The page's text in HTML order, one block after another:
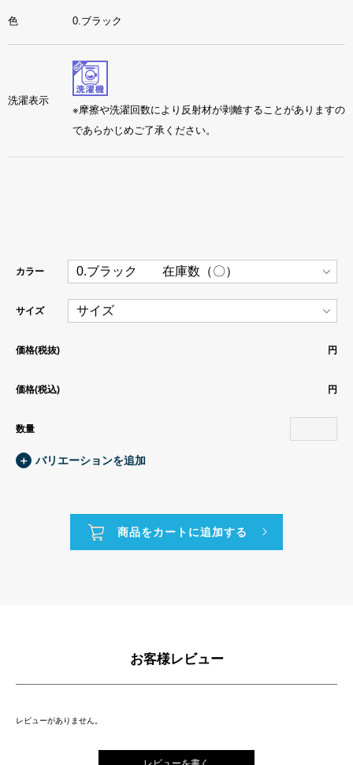
色 0.ブラック
洗濯表示
※摩擦や洗濯回数により反射材が剥離することがありますの
であらかじめご了承ください。
カラー
サイズ
価格(税抜) 円
価格(税込) 円
数量
＋ バリエーションを追加
お客様レビュー
レビューがありません。